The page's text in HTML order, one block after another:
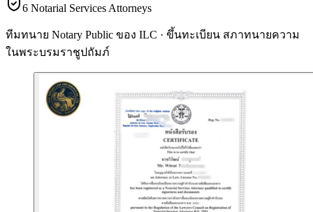
6 Notarial Services Attorneys
ทีมทนาย Notary Public ของ ILC · ขึ้นทะเบียน สภาทนายความ
ในพระบรมราชูปถัมภ์